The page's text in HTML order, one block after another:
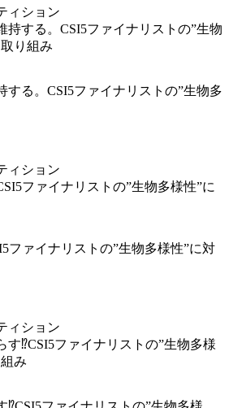
ィション
する。CSI5ファイナリストの”生物多
ィション
ファイナリストの”生物多様性”に対
ィション